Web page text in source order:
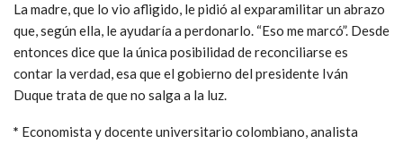
La madre, que lo vio afligido, le pidió al exparamilitar un abrazo
que, según ella, le ayudaría a perdonarlo. “Eso me marcó”. Desde
entonces dice que la única posibilidad de reconciliarse es
contar la verdad, esa que el gobierno del presidente Iván
Duque trata de que no salga a la luz.
* Economista y docente universitario colombiano, analista